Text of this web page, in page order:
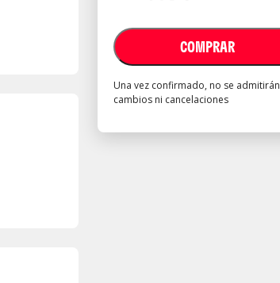
COMPRAR
Una vez confirmado, no se admitirán
cambios ni cancelaciones